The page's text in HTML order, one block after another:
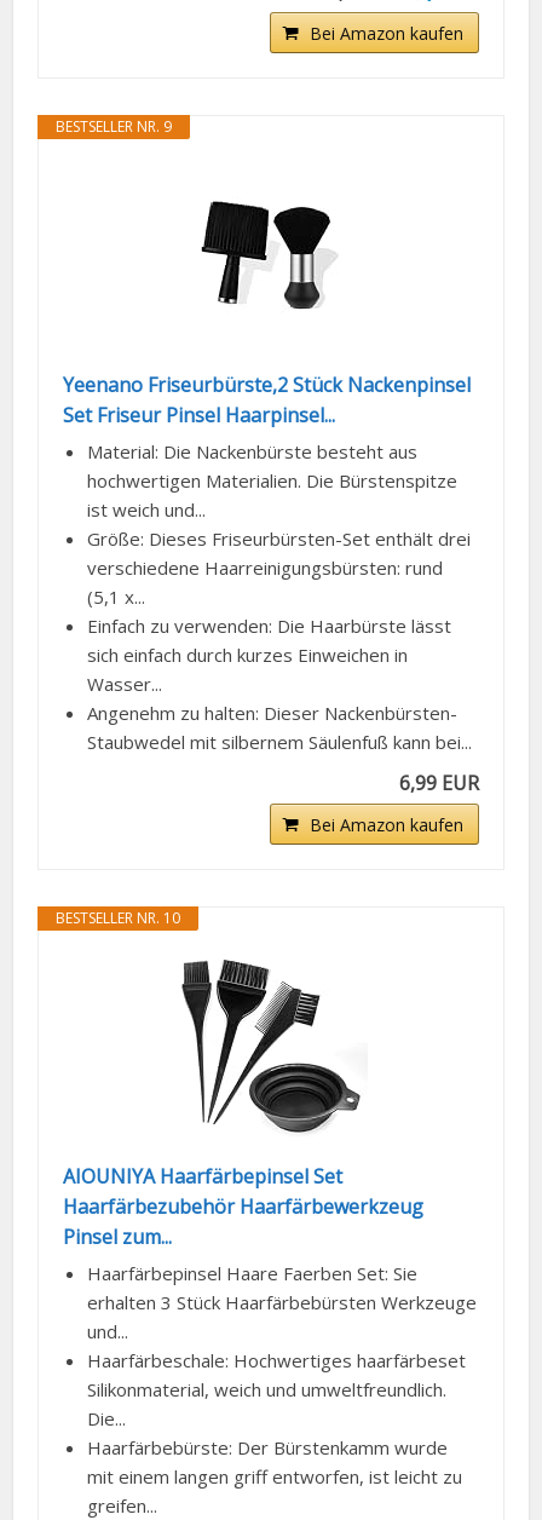
Bei Amazon kaufen
BESTSELLER NR. 9
Yeenano Friseurbürste,2 Stück Nackenpinsel
Set Friseur Pinsel Haarpinsel...
Material: Die Nackenbürste besteht aus
hochwertigen Materialien. Die Bürstenspitze
ist weich und...
Größe: Dieses Friseurbürsten-Set enthält drei
verschiedene Haarreinigungsbürsten: rund
(5,1 x...
Einfach zu verwenden: Die Haarbürste lässt
sich einfach durch kurzes Einweichen in
Wasser...
Angenehm zu halten: Dieser Nackenbürsten-
Staubwedel mit silbernem Säulenfuß kann bei...
6,99 EUR
Bei Amazon kaufen
BESTSELLER NR. 10
AIOUNIYA Haarfärbepinsel Set
Haarfärbezubehör Haarfärbewerkzeug
Pinsel zum...
Haarfärbepinsel Haare Faerben Set: Sie
erhalten 3 Stück Haarfärbebürsten Werkzeuge
und...
Haarfärbeschale: Hochwertiges haarfärbeset
Silikonmaterial, weich und umweltfreundlich.
Die...
Haarfärbebürste: Der Bürstenkamm wurde
mit einem langen griff entworfen, ist leicht zu
greifen...